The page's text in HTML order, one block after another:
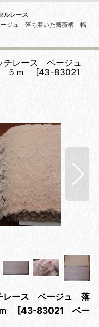
ルレース
ージュ 落ち着いた薔薇柄 幅
チレース ベージュ
５ｍ
[43-83021
チレース ベージュ 落
[43-83021 ベー